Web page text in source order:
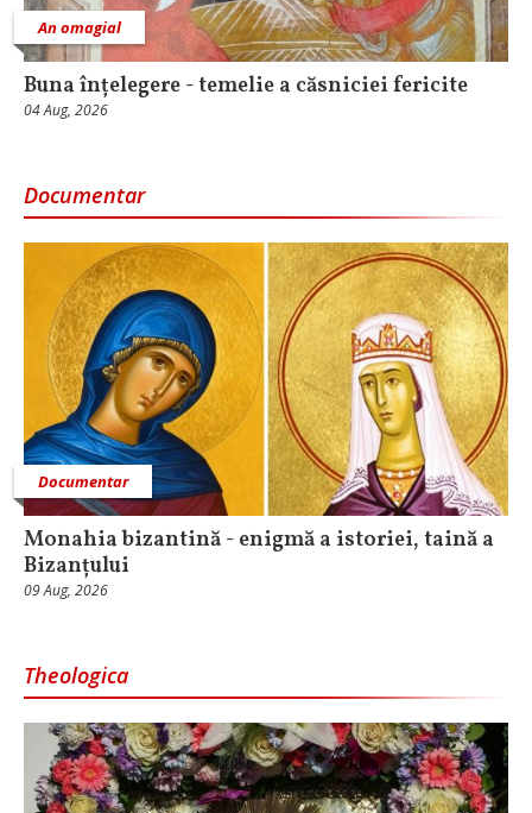
An omagial
Buna înțelegere - temelie a căsniciei fericite
04 Aug, 2026
Documentar
Documentar
Monahia bizantină - enigmă a istoriei, taină a
Bizanțului
09 Aug, 2026
Theologica